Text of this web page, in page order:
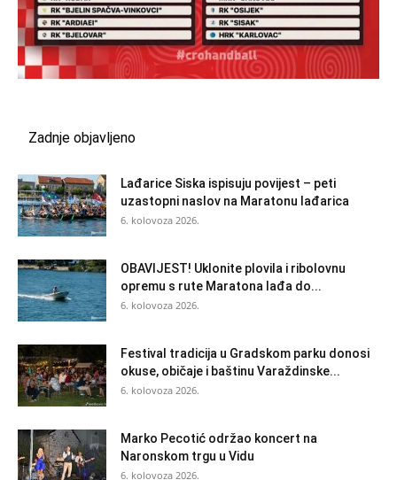
Zadnje objavljeno
Lađarice Siska ispisuju povijest – peti
uzastopni naslov na Maratonu lađarica
6. kolovoza 2026.
OBAVIJEST! Uklonite plovila i ribolovnu
opremu s rute Maratona lađa do...
6. kolovoza 2026.
Festival tradicija u Gradskom parku donosi
okuse, običaje i baštinu Varaždinske...
6. kolovoza 2026.
Marko Pecotić održao koncert na
Naronskom trgu u Vidu
6. kolovoza 2026.